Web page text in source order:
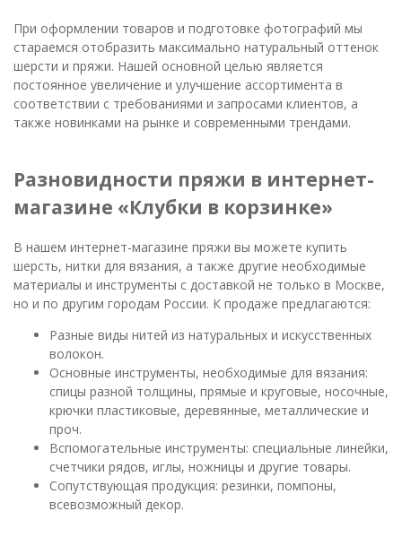
При оформлении товаров и подготовке фотографий мы
стараемся отобразить максимально натуральный оттенок
шерсти и пряжи. Нашей основной целью является
постоянное увеличение и улучшение ассортимента в
соответствии с требованиями и запросами клиентов, а
также новинками на рынке и современными трендами.
Разновидности пряжи в интернет-
магазине «Клубки в корзинке»
В нашем интернет-магазине пряжи вы можете купить
шерсть, нитки для вязания, а также другие необходимые
материалы и инструменты с доставкой не только в Москве,
но и по другим городам России. К продаже предлагаются:
Разные виды нитей из натуральных и искусственных
волокон.
Основные инструменты, необходимые для вязания:
спицы разной толщины, прямые и круговые, носочные,
крючки пластиковые, деревянные, металлические и
проч.
Вспомогательные инструменты: специальные линейки,
счетчики рядов, иглы, ножницы и другие товары.
Сопутствующая продукция: резинки, помпоны,
всевозможный декор.